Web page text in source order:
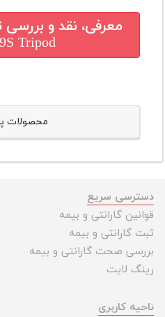
معرفی، نقد و
Tripod
محصولات
دسترسی سریع
قوانین گارانتی و بیمه
ثبت گارانتی و بیمه
بررسی صحت گارانتی و بیمه
رینگ لایت
ناحیه کاربری